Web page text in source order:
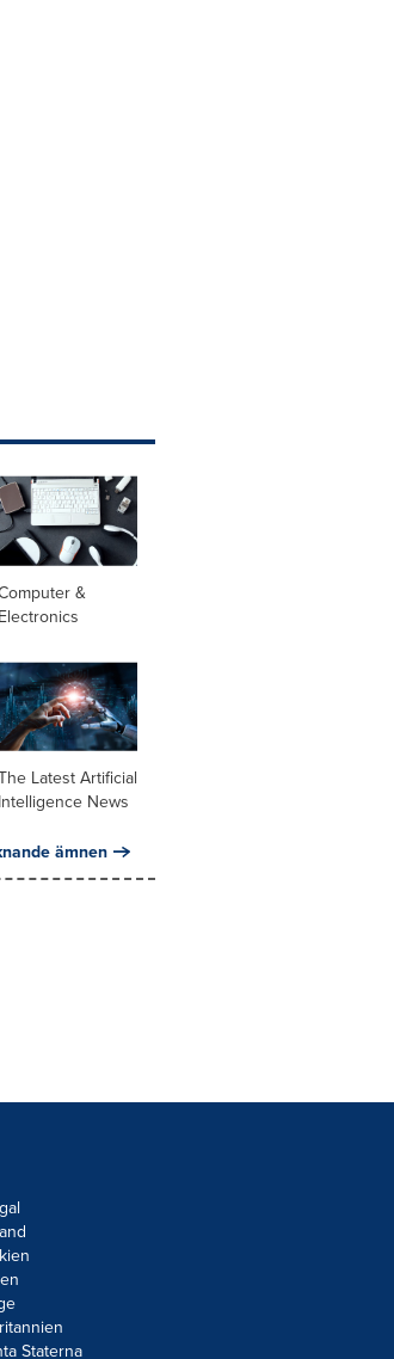
&
Electronics
Latest Artificial
Intelligence News
ämnen
Staterna